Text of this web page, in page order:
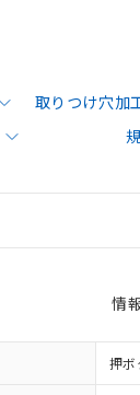
取りつけ穴加
情
押ボ